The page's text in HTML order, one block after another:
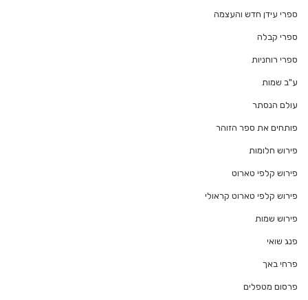
ספרי עידן חדש והעצמה
ספרי קבלה
ספרי רוחניות
ע"ב שמות
עולם הנסתר
פותחים את ספר הזוהר
פירוש חלומות
פירוש קלפי טארוט
פירוש קלפי טארוט קראולי
פירוש שמות
פנג שואי
פרחי באך
פרסום מטפלים